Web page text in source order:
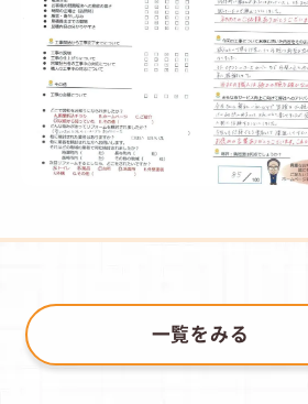
一覧をみる